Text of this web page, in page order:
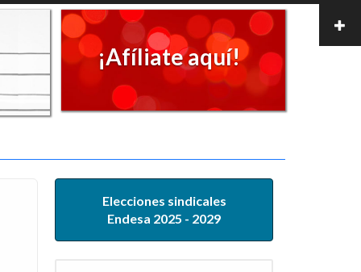
¡Afíliate aquí!
Elecciones sindicales
Endesa 2025 - 2029